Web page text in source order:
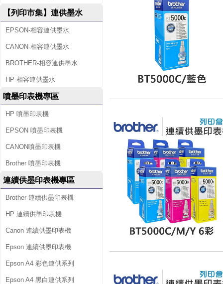
【列印市集】連供墨水
EPSON-相容連供墨水
CANON-相容連供墨水
BROTHER-相容連供墨水
HP-相容連供墨水
噴墨印表機專區
HP 噴墨印表機
EPSON 噴墨印表機
CANON噴墨印表機
Brother 噴墨印表機
連續供墨印表機專區
Brother 連續供墨印表機
HP 連續供墨印表機
Canon 連續供墨印表機
Epson 連續供墨印表機
Epson A4 彩色連供系列
Epson A4 黑白連供系列